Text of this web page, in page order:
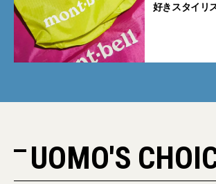
好きスタイリ
UOMO'S